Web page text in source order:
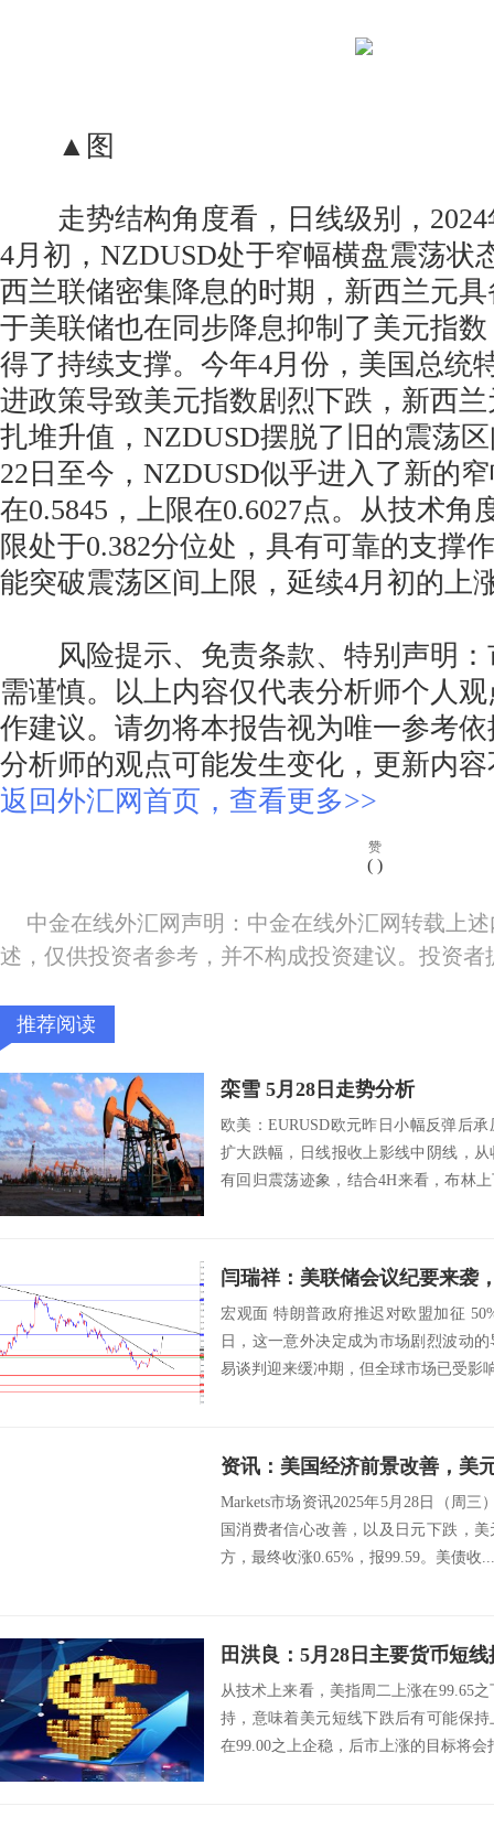
▲图
走势结构角度看，日线级别，2024
4月初，NZDUSD处于窄幅横盘震荡状
西兰联储密集降息的时期，新西兰元
于美联储也在同步降息抑制了美元指
得了持续支撑。今年4月份，美国总统
进政策导致美元指数剧烈下跌，新西
扎堆升值，NZDUSD摆脱了旧的震荡
22日至今，NZDUSD似乎进入了新的
在0.5845，上限在0.6027点。从技术角
限处于0.382分位处，具有可靠的支撑
能突破震荡区间上限，延续4月初的上
风险提示、免责条款、特别声明：
需谨慎。以上内容仅代表分析师个人
作建议。请勿将本报告视为唯一参考
分析师的观点可能发生变化，更新内
返回外汇网首页，查看更多>>
赞
( )
中金在线外汇网声明：中金在线外汇网转载上
述，仅供投资者参考，并不构成投资建议。投资
推荐阅读
栾雪 5月28日走势分析
欧美：EURUSD欧元昨日小幅反弹后
扩大跌幅，日线报收上影线中阴线，
有回归震荡迹象，结合4H来看，布林
宏观面 特朗普政府推迟对欧盟加征
日，这一意外决定成为市场剧烈波动
易谈判迎来缓冲期，但全球市场已受影
Markets市场资讯2025年5月28日（周
国消费者信心改善，以及日元下跌，
方，最终收涨0.65%，报99.59。美债收...
田洪良：5月28日主要货币
从技术上来看，美指周二上涨在99.65
持，意味着美元短线下跌后有可能保
在99.00之上企稳，后市上涨的目标将会